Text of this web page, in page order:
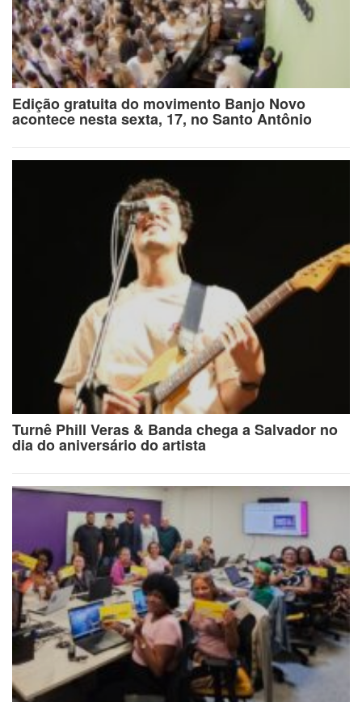
Edição gratuita do movimento Banjo Novo
acontece nesta sexta, 17, no Santo Antônio
Turnê Phill Veras & Banda chega a Salvador no
dia do aniversário do artista